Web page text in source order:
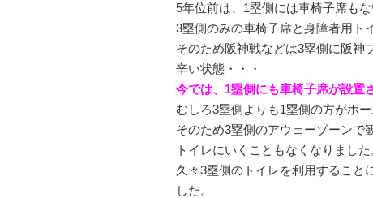
5年位前は、1塁側には車椅子席も
3塁側のみの車椅子席と身障者用ト
そのため阪神戦などは3塁側に阪神
辛い状態・・・
今では、1塁側にも車椅子席が設置
むしろ3塁側よりも1塁側の方がホ
そのため3塁側のアウェーゾーンで
トイレにいくこともなくなりました
久々3塁側のトイレを利用すること
した。